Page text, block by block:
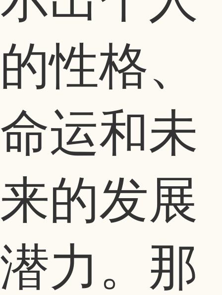
的性格、
命运和未
来的发展
潜力。那